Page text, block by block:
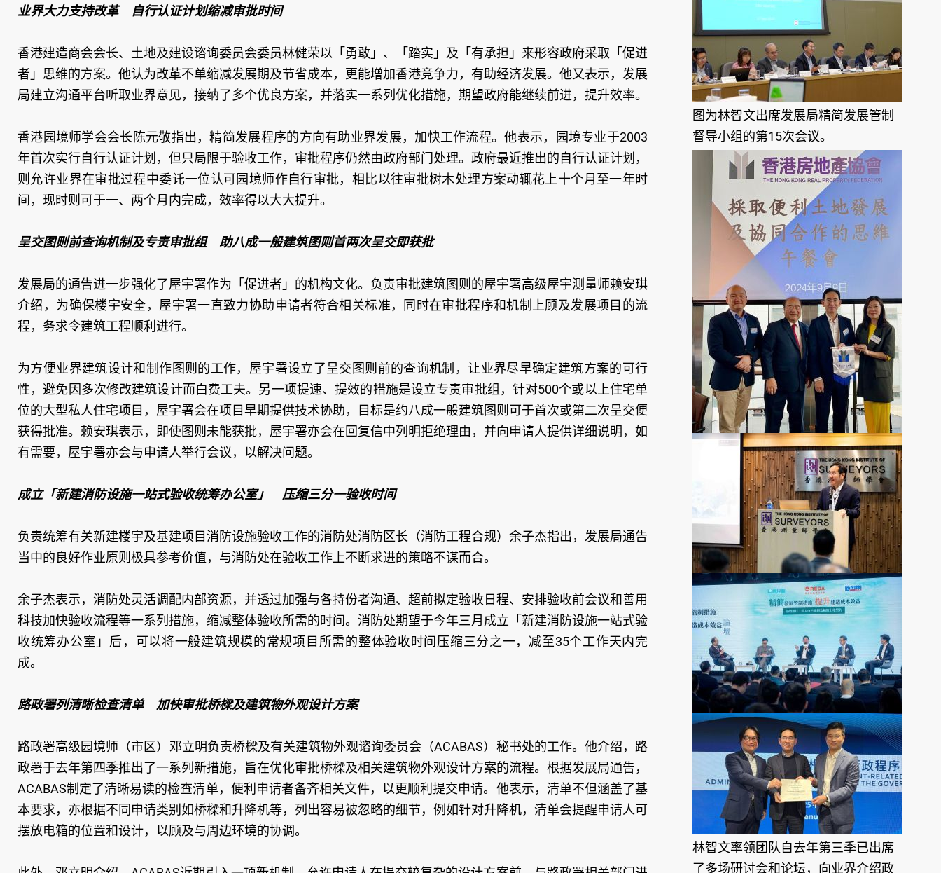
业界大力支持改革 自行认证计划缩减审批时间
香港建造商会会长、土地及建设谘询委员会委员林健荣以「勇敢」、「踏实」及「有承担」来形容政府采取「促进
者」思维的方案。他认为改革不单缩减发展期及节省成本，更能增加香港竞争力，有助经济发展。他又表示，发展
局建立沟通平台听取业界意见，接纳了多个优良方案，并落实一系列优化措施，期望政府能继续前进，提升效率。
香港园境师学会会长陈元敬指出，精简发展程序的方向有助业界发展，加快工作流程。他表示，园境专业于2003
年首次实行自行认证计划，但只局限于验收工作，审批程序仍然由政府部门处理。政府最近推出的自行认证计划，
则允许业界在审批过程中委讬一位认可园境师作自行审批，相比以往审批树木处理方案动辄花上十个月至一年时
间，现时则可于一、两个月内完成，效率得以大大提升。
呈交图则前查询机制及专责审批组 助八成一般建筑图则首两次呈交即获批
发展局的通告进一步强化了屋宇署作为「促进者」的机构文化。负责审批建筑图则的屋宇署高级屋宇测量师赖安琪
介绍，为确保楼宇安全，屋宇署一直致力协助申请者符合相关标准，同时在审批程序和机制上顾及发展项目的流
程，务求令建筑工程顺利进行。
为方便业界建筑设计和制作图则的工作，屋宇署设立了呈交图则前的查询机制，让业界尽早确定建筑方案的可行
性，避免因多次修改建筑设计而白费工夫。另一项提速、提效的措施是设立专责审批组，针对500个或以上住宅单
位的大型私人住宅项目，屋宇署会在项目早期提供技术协助，目标是约八成一般建筑图则可于首次或第二次呈交便
获得批准。赖安琪表示，即使图则未能获批，屋宇署亦会在回复信中列明拒绝理由，并向申请人提供详细说明，如
有需要，屋宇署亦会与申请人举行会议，以解决问题。
成立「新建消防设施一站式验收统筹办公室」 压缩三分一验收时间
负责统筹有关新建楼宇及基建项目消防设施验收工作的消防处消防区长（消防工程合规）余子杰指出，发展局通告
当中的良好作业原则极具参考价值，与消防处在验收工作上不断求进的策略不谋而合。
余子杰表示，消防处灵活调配内部资源，并透过加强与各持份者沟通、超前拟定验收日程、安排验收前会议和善用
科技加快验收流程等一系列措施，缩减整体验收所需的时间。消防处期望于今年三月成立「新建消防设施一站式验
收统筹办公室」后，可以将一般建筑规模的常规项目所需的整体验收时间压缩三分之一，减至35个工作天内完
成。
路政署列清晰检查清单 加快审批桥樑及建筑物外观设计方案
路政署高级园境师（市区）邓立明负责桥樑及有关建筑物外观谘询委员会（ACABAS）秘书处的工作。他介绍，路
政署于去年第四季推出了一系列新措施，旨在优化审批桥樑及相关建筑物外观设计方案的流程。根据发展局通告，
ACABAS制定了清晰易读的检查清单，便利申请者备齐相关文件，以更顺利提交申请。他表示，清单不但涵盖了基
本要求，亦根据不同申请类别如桥樑和升降机等，列出容易被忽略的细节，例如针对升降机，清单会提醒申请人可
摆放电箱的位置和设计，以顾及与周边环境的协调。
图为林智文出席发展局精简发展管制
督导小组的第15次会议。
林智文率领团队自去年第三季已出席
了多场研讨会和论坛，向业界介绍政